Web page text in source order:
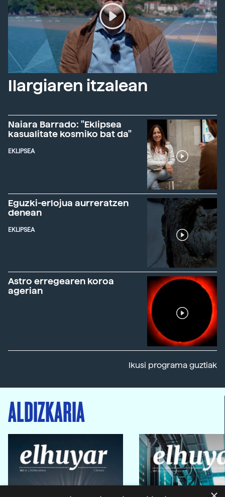
Ilargiaren itzalean
Naiara Barrado: "Eklipsea
kasualitate kosmiko bat da"
EKLIPSEA
Eguzki-erlojua aurreratzen
denean
EKLIPSEA
Astro erregearen koroa
agerian
Ikusi programa guztiak
ALDIZKARIA